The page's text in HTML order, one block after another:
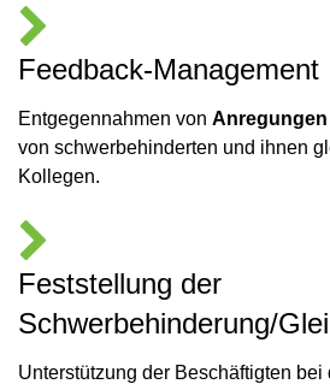
Feedback-Management
Entgegennahmen von
von schwerbehinderten und ihnen
Kollegen.
Feststellung der
Schwerbehinderung/
Unterstützung der Beschäftigten bei